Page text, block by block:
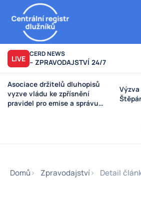
LIVE CERD NEWS
– ZPRAVODAJSTVÍ 24/7
Asociace držitelů dluhopisů
vyzve vládu ke zpřísnění
pravidel pro emise a správu
Domů Zpravodajství Detail